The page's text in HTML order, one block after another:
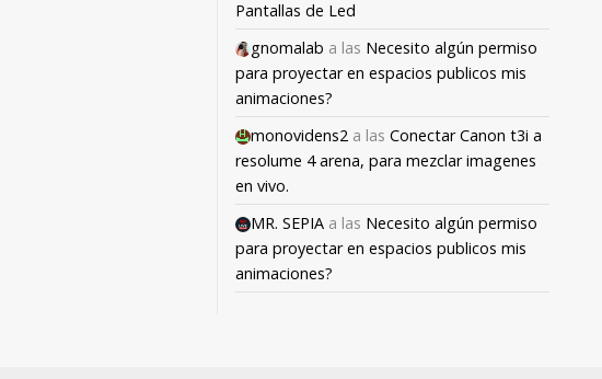
Pantallas de Led
gnomalab a las Necesito algún permiso
para proyectar en espacios publicos mis
animaciones?
monovidens2 a las Conectar Canon t3i a
resolume 4 arena, para mezclar imagenes
en vivo.
MR. SEPIA a las Necesito algún permiso
para proyectar en espacios publicos mis
animaciones?